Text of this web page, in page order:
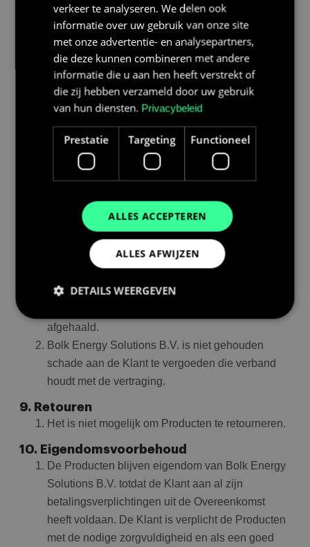
aflevering te controleren en beschadigingen zo
snel mogelijk maar uiterlijk binnen 14 Dagen
schriftelijk aan Bolk Energy Solutions B.V. te
melden.
Bolk Energy Solutions B.V. en/of een door Bolk
Energy Solutions B.V. ingeschakelde
van de Producten tot aan de openbare weg
rondom het pand en/of woning waar de
Het risico met betrekking tot de door Bolk Energy
Solutions B.V. te leveren producten gaat over op
door de Klant opgegeven adres zijn geleverd
afgehaald.
Bolk Energy Solutions B.V. is niet gehouden
schade aan de Klant te vergoeden die verband
houdt met de vertraging.
9. Retouren
Het is niet mogelijk om Producten te retourneren.
10. Eigendomsvoorbehoud
De Producten blijven eigendom van Bolk Energy
Solutions B.V. totdat de Klant aan al zijn
betalingsverplichtingen uit de Overeenkomst
heeft voldaan. De Klant is verplicht de Producten
met de nodige zorgvuldigheid en als een goed
verkeer te analyseren. We delen ook
informatie over uw gebruik van onze site
met onze advertentie- en analysepartners,
die deze kunnen combineren met andere
informatie die u aan hen heeft verstrekt of
die zij hebben verzameld door uw gebruik
van hun diensten. Privacybeleid
Prestatie Targeting Functioneel
ALLES ACCEPTEREN
ALLES AFWIJZEN
DETAILS WEERGEVEN
Prestatie Targeting Functioneel
Prestatiecookies worden gebruikt om te zien hoe
bezoekers de website gebruiken, bijv. analytische
om een bepaalde bezoeker direct te identificeren.
Aanbieder/
Domein
wp-
wpml_current_language
OnTheGoSystems
bolk.energy
Sessie